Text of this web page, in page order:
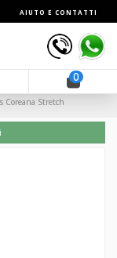
AIUTO E CONTATTI
0
Coreana Stretch